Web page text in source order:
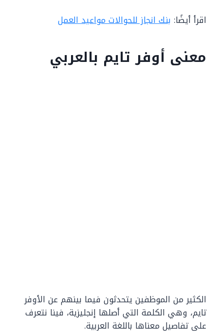
اقرأ أيضًا: بنك انجاز للحوالات مواعيد العمل
معنى أوفر تايم بالعربي
الكثير من الموظفين يتحدثون فيما بينهم عن الأوفر
تايم، وهي الكلمة التي أصلها إنجليزية، فينا نتعرف
على تفاصيل معناها باللغة العربية.